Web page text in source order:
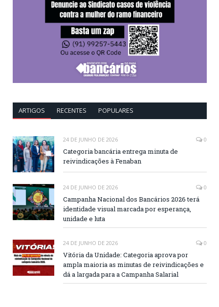
ARTIGOS RECENTES POPULARES
24 DE JUNHO DE 2026 0
Categoria bancária entrega minuta de
reivindicações à Fenaban
24 DE JUNHO DE 2026 0
Campanha Nacional dos Bancários 2026 terá
identidade visual marcada por esperança,
unidade e luta
24 DE JUNHO DE 2026 0
Vitória da Unidade: Categoria aprova por
ampla maioria as minutas de reivindicações e
dá a largada para a Campanha Salarial